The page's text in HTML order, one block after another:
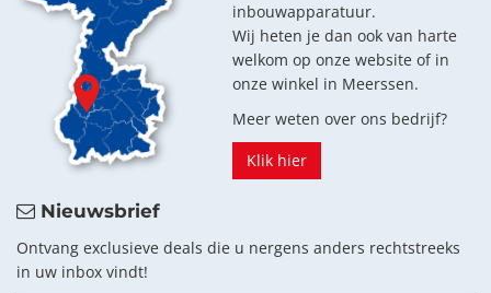
inbouwapparatuur.
Wij heten je dan ook van harte
welkom op onze website of in
onze winkel in Meerssen.
Meer weten over ons bedrijf?
Klik hier
Nieuwsbrief
Ontvang exclusieve deals die u nergens anders rechtstreeks
in uw inbox vindt!